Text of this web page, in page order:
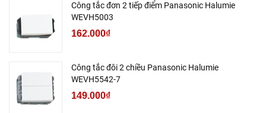
Công tắc đơn 2 tiếp điểm Panasonic Halumie
WEVH5003
162.000₫
Công tắc đôi 2 chiều Panasonic Halumie
WEVH5542-7
149.000₫